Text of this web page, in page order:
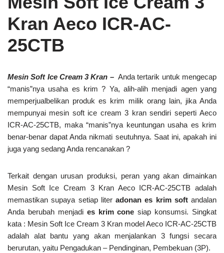
Kran Aeco ICR-AC-
25CTB
Mesin Soft Ice Cream 3 Kran – Anda tertarik untuk mengecap
“manis”nya usaha es krim ? Ya, alih-alih menjadi agen yang
memperjualbelikan produk es krim milik orang lain, jika Anda
mempunyai mesin soft ice cream 3 kran sendiri seperti Aeco
ICR-AC-25CTB, maka “manis”nya keuntungan usaha es krim
benar-benar dapat Anda nikmati seutuhnya. Saat ini, apakah ini
juga yang sedang Anda rencanakan ?
Terkait dengan urusan produksi, peran yang akan dimainkan
Mesin Soft Ice Cream 3 Kran Aeco ICR-AC-25CTB adalah
memastikan supaya setiap liter adonan es krim softandalan
Anda berubah menjadi es krim cone siap konsumsi. Singkat
kata : Mesin Soft Ice Cream 3 Kran model Aeco ICR-AC-25CTB
adalah alat bantu yang akan menjalankan 3 fungsi secara
berurutan, yaitu Pengadukan – Pendinginan, Pembekuan (3P).